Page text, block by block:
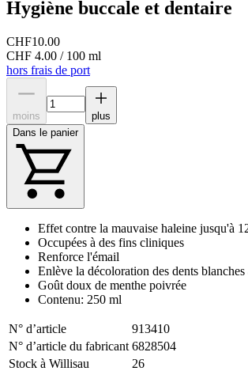
Hygiène buccale et dentaire
CHF10.00
CHF 4.00 / 100 ml
hors frais de port
moins
plus
Dans le panier
Effet contre la mauvaise haleine jusqu'à
Occupées à des fins cliniques
Renforce l'émail
Enlève la décoloration des dents blanches
Goût doux de menthe poivrée
Contenu: 250 ml
N° d’article
913410
N° d’article du fabricant 6828504
Stock à Willisau
26